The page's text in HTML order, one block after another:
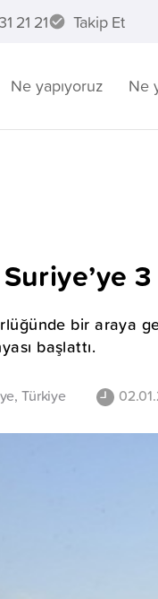
21 21 Takip Et
Ne yapıyoruz Ne
bir araya
başlattı.
, Türkiye